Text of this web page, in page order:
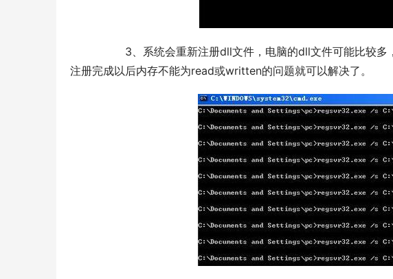
注册完成以后内存不能为read或written的问题就可以解决了。